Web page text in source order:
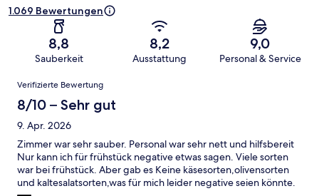
1.069 Bewertungen
8,8
Sauberkeit
8,2
Ausstattung
9,0
Personal & Service
Bewertungen
Verifizierte Bewertung
8/10 – Sehr gut
9. Apr. 2026
Zimmer war sehr sauber. Personal war sehr nett und hilfsbereit
Nur kann ich für frühstück negative etwas sagen. Viele sorten
war bei frühstück. Aber gab es Keine käsesorten,olivensorten
und kaltesalatsorten,was für mich leider negative seien könnte.